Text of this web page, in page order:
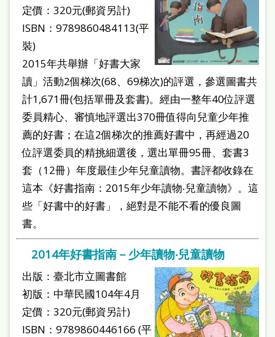
定價：320元(郵資另計)
ISBN：9789860484113(平
裝)
2015年共舉辦「好書大家
讀」活動2個梯次(68、69梯次)的評選，參選圖書共
計1,671冊(包括單冊及套書)。經由一整年40位評選
委員精心、審慎地評選出370冊值得向兒童少年推
薦的好書；在這2個梯次的推薦好書中，再經過20
位評選委員的精挑細選後，選出單冊95冊、套書3
套（12冊）年度最佳少年兒童讀物。書評都收錄在
這本《好書指南：2015年少年讀物‧兒童讀物》。這
些「好書中的好書」，絕對是不能不看的優良圖
書。
2014年好書指南－少年讀物‧兒童讀物
出版：臺北市立圖書館
初版：中華民國104年4月
定價：320元(郵資另計)
ISBN：9789860446166 (平